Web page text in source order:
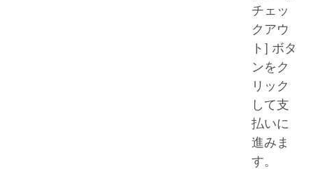
チェッ
クアウ
ト] ボタ
ンをク
リック
して支
払いに
進みま
す。